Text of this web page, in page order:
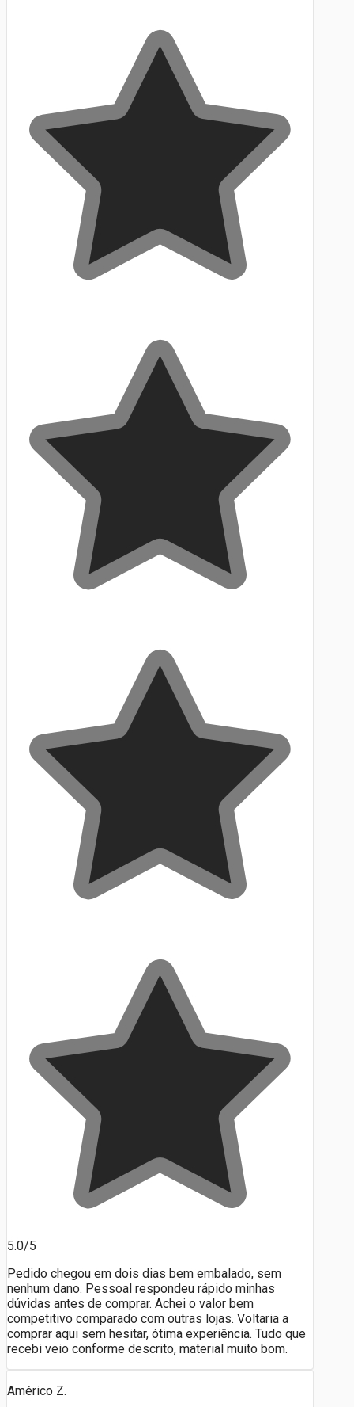
5.0/5
Pedido chegou em dois dias bem embalado, sem
nenhum dano. Pessoal respondeu rápido minhas
dúvidas antes de comprar. Achei o valor bem
competitivo comparado com outras lojas. Voltaria a
comprar aqui sem hesitar, ótima experiência. Tudo que
recebi veio conforme descrito, material muito bom.
Américo Z.